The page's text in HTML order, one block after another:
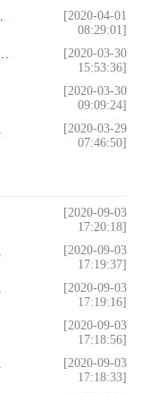
[2020-04-01
08:29:01]
[2020-03-30
15:53:36]
[2020-03-30
09:09:24]
[2020-03-29
07:46:50]
[2020-09-03
17:20:18]
[2020-09-03
17:19:37]
[2020-09-03
17:19:16]
[2020-09-03
17:18:56]
[2020-09-03
17:18:33]